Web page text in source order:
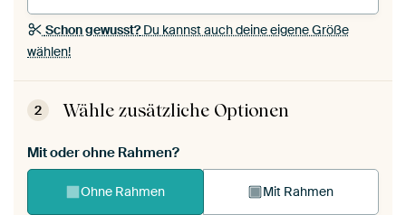
Schon gewusst?Du kannst auch deine eigene Größe
wählen!
2 Wähle zusätzliche Optionen
Mit oder ohne Rahmen?
Ohne Rahmen Mit Rahmen